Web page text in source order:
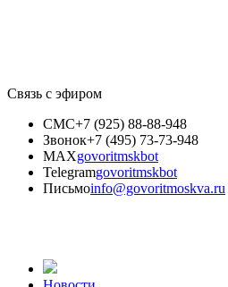
Связь с эфиром
СМС+7 (925) 88-88-948
Звонок+7 (495) 73-73-948
MAXgovoritmskbot
Telegramgovoritmskbot
Письмоinfo@govoritmoskva.ru